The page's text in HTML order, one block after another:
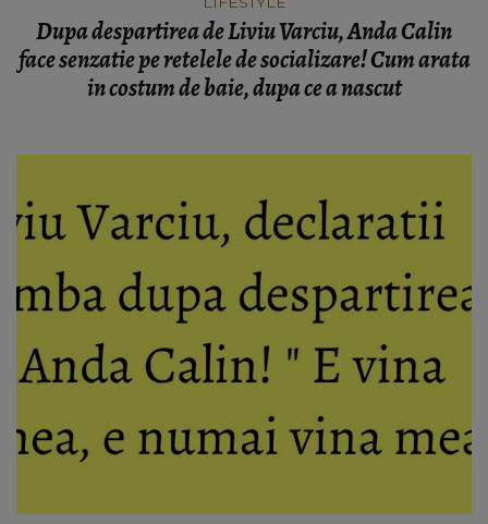
Dupa despartirea de Liviu Varciu, Anda Calin
face senzatie pe retelele de socializare! Cum arata
in costum de baie, dupa ce a nascut